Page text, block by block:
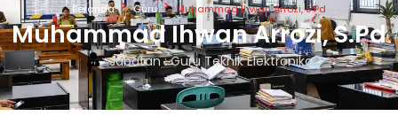
Beranda Guru Muhammad Ihwan Arrozi, S.Pd
Muhammad Ihwan Arrozi, S.Pd
Jabatan : Guru Teknik Elektronika